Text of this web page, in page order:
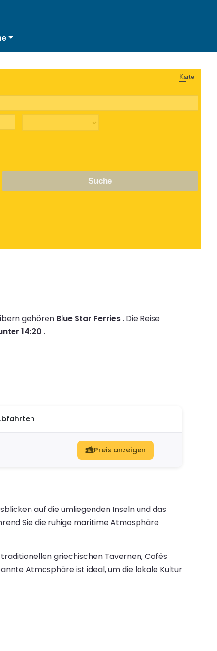
Karte
Suche
gehören Blue Star Ferries. Die Reise
14:20 .
Preis anzeigen
auf die umliegenden Inseln und das
Sie die ruhige maritime Atmosphäre
griechischen Tavernen, Cafés
Atmosphäre ist ideal, um die lokale Kultur